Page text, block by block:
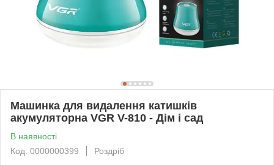
Машинка для видалення катишків
акумуляторна VGR V-810 - Дім і сад
В наявності
Код: 0000000399
Роздріб